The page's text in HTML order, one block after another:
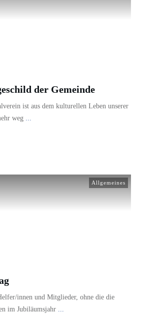
der Gemeinde
ist aus dem kulturellen Leben unserer
weg ...
Allgemeines
innen und Mitglieder, ohne die die
im Jubiläumsjahr ...